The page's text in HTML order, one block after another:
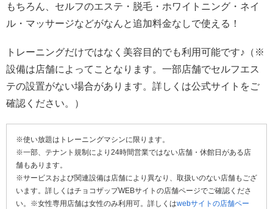
もちろん、セルフのエステ・脱毛・ホワイトニング・ネイ
ル・マッサージなどがなんと追加料金なしで使える！
トレーニングだけではなく美容目的でも利用可能です♪（※
設備は店舗によってことなります。一部店舗でセルフエス
テの設置がない場合があります。詳しくは公式サイトをご
確認ください。）
※使い放題はトレーニングマシンに限ります。
※一部、テナント規制により24時間営業ではない店舗・休館日がある店
舗もあります。
※サービスおよび関連設備は店舗により異なり、取扱いのない店舗もござ
います。詳しくはチョコザップWEBサイトの店舗ページでご確認くださ
い。※女性専用店舗は女性のみ利用可。詳しくはwebサイトの店舗ペー